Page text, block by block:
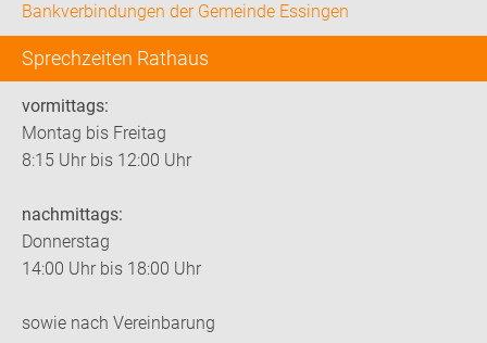
Bankverbindungen der Gemeinde Essingen
Sprechzeiten Rathaus
vormittags:
Montag bis Freitag
8:15 Uhr bis 12:00 Uhr
nachmittags:
Donnerstag
14:00 Uhr bis 18:00 Uhr
sowie nach Vereinbarung